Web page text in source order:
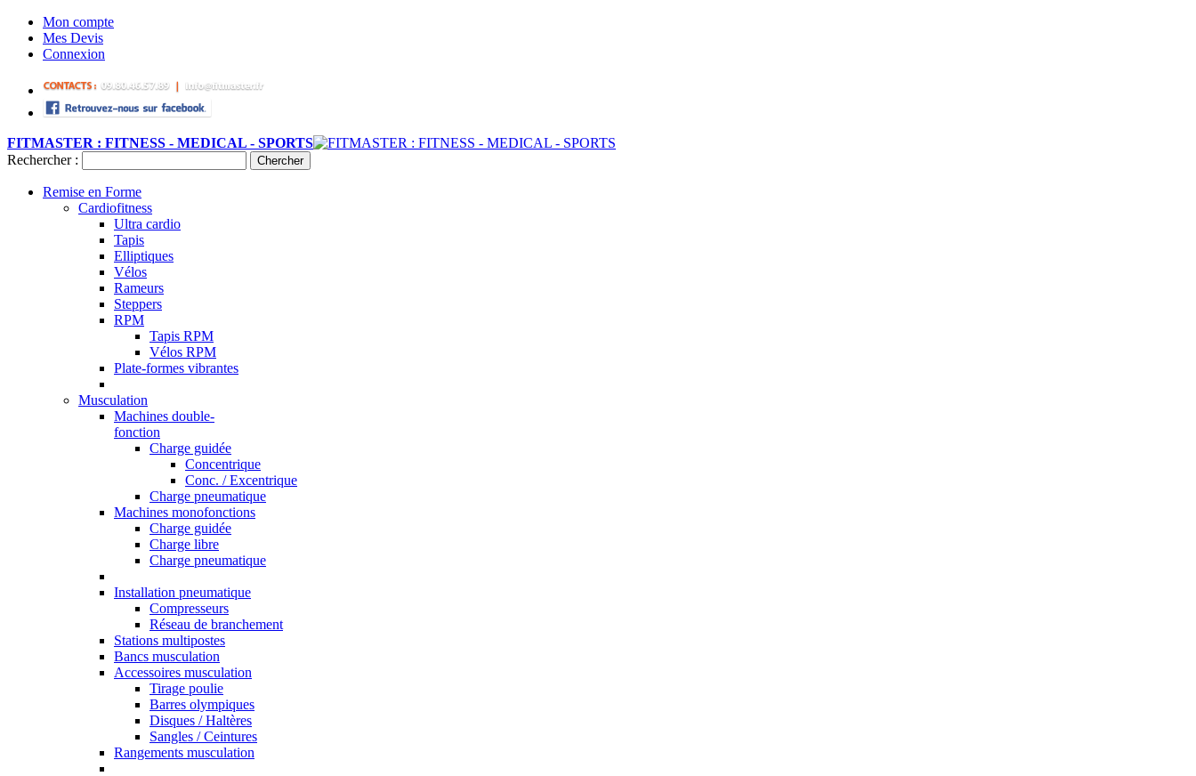
Mon compte
Mes Devis
Connexion
FITMASTER : FITNESS - MEDICAL - SPORTS
Rechercher :
Chercher
Remise en Forme
Cardiofitness
Ultra cardio
Tapis
Elliptiques
Vélos
Rameurs
Steppers
RPM
Tapis RPM
Vélos RPM
Plate-formes vibrantes
Musculation
Machines double-
fonction
Charge guidée
Concentrique
Conc. / Excentrique
Charge pneumatique
Machines monofonctions
Charge guidée
Charge libre
Charge pneumatique
Installation pneumatique
Compresseurs
Réseau de branchement
Stations multipostes
Bancs musculation
Accessoires musculation
Tirage poulie
Barres olympiques
Disques / Haltères
Sangles / Ceintures
Rangements musculation